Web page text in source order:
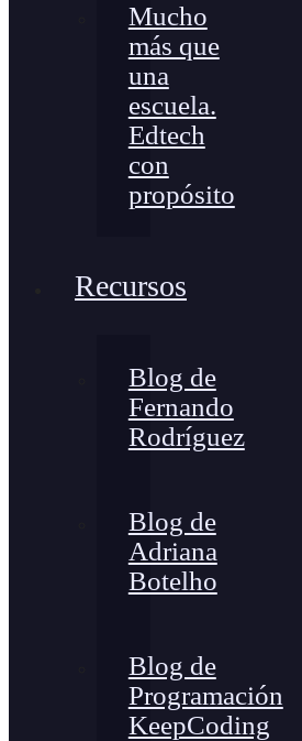
Mucho
más que
una
escuela.
Edtech
con
propósito
Recursos
Blog de
Fernando
Rodríguez
Blog de
Adriana
Botelho
Blog de
Programación
KeepCoding